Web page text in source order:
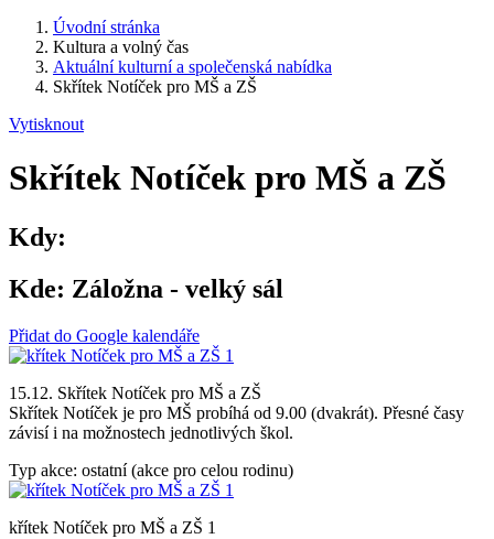
Úvodní stránka
Kultura a volný čas
Aktuální kulturní a společenská nabídka
Skřítek Notíček pro MŠ a ZŠ
Vytisknout
Skřítek Notíček pro MŠ a ZŠ
Kdy:
Kde: Záložna - velký sál
Přidat do Google kalendáře
15.12. Skřítek Notíček pro MŠ a ZŠ
Skřítek Notíček je pro MŠ probíhá od 9.00 (dvakrát). Přesné časy
závisí i na možnostech jednotlivých škol.
Typ akce: ostatní (akce pro celou rodinu)
křítek Notíček pro MŠ a ZŠ 1